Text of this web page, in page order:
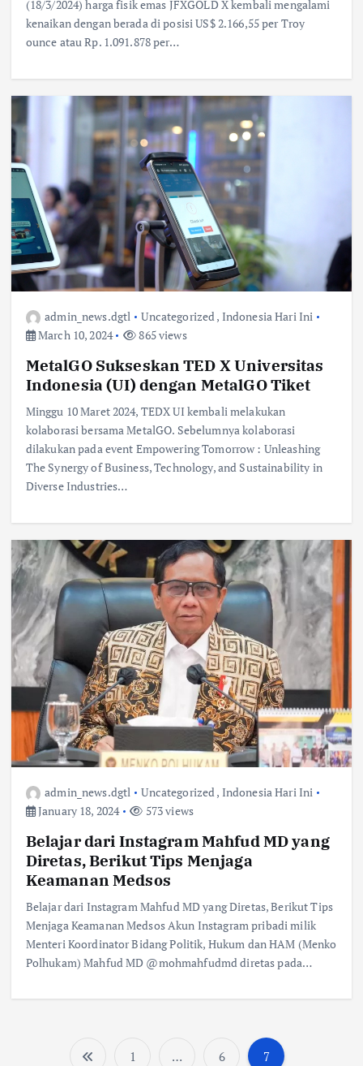
(18/3/2024) harga fisik emas JFXGOLD X kembali mengalami
kenaikan dengan berada di posisi US$ 2.166,55 per Troy
ounce atau Rp. 1.091.878 per…
admin_news.dgtl Uncategorized, Indonesia Hari Ini
March 10, 2024
865 views
MetalGO Sukseskan TED X Universitas
Indonesia (UI) dengan MetalGO Tiket
Minggu 10 Maret 2024, TEDX UI kembali melakukan
kolaborasi bersama MetalGO. Sebelumnya kolaborasi
dilakukan pada event Empowering Tomorrow : Unleashing
The Synergy of Business, Technology, and Sustainability in
Diverse Industries…
admin_news.dgtl Uncategorized, Indonesia Hari Ini
January 18, 2024
573 views
Belajar dari Instagram Mahfud MD yang
Diretas, Berikut Tips Menjaga
Keamanan Medsos
Belajar dari Instagram Mahfud MD yang Diretas, Berikut Tips
Menjaga Keamanan Medsos Akun Instagram pribadi milik
Menteri Koordinator Bidang Politik, Hukum dan HAM (Menko
Polhukam) Mahfud MD @mohmahfudmd diretas pada…
1 … 6 7